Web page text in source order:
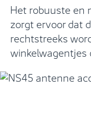
Het robuuste en
zorgt ervoor dat
rechtstreeks
winkelwagentjes